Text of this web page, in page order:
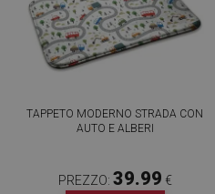
TAPPETO MODERNO STRADA CON
AUTO E ALBERI
PREZZO: 39.99 €